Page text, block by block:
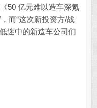
50 亿元难以造车深氪
而“这次新投资方/战
迷中的新造车公司们